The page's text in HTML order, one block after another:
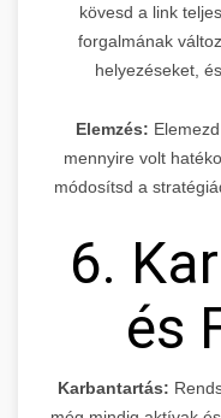
kövesd a link
forgalmának
helyezéseket,
Elemzés:
mennyire volt
módosítsd a
6.
és
Karbantartás: